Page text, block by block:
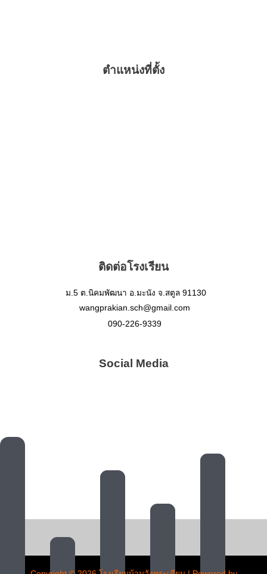
ตำแหน่งที่ตั้ง
ติดต่อโรงเรียน
ม.5 ต.นิคมพัฒนา อ.มะนัง จ.สตูล 91130
wangprakian.sch@gmail.com
090-226-9339
Social Media